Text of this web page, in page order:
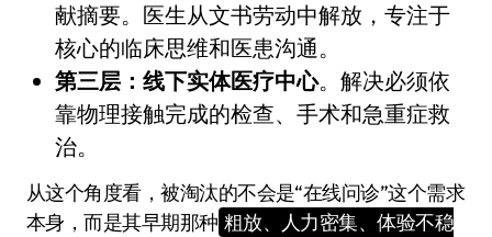
献摘要。医生从文书劳动中解放，专注于
核心的临床思维和医患沟通。
第三层：线下实体医疗中心。解决必须依
靠物理接触完成的检查、手术和急重症救
治。
从这个角度看，被淘汰的不会是“在线问诊”这个需求
本身，而是其早期那种 粗放、人力密集、体验不稳